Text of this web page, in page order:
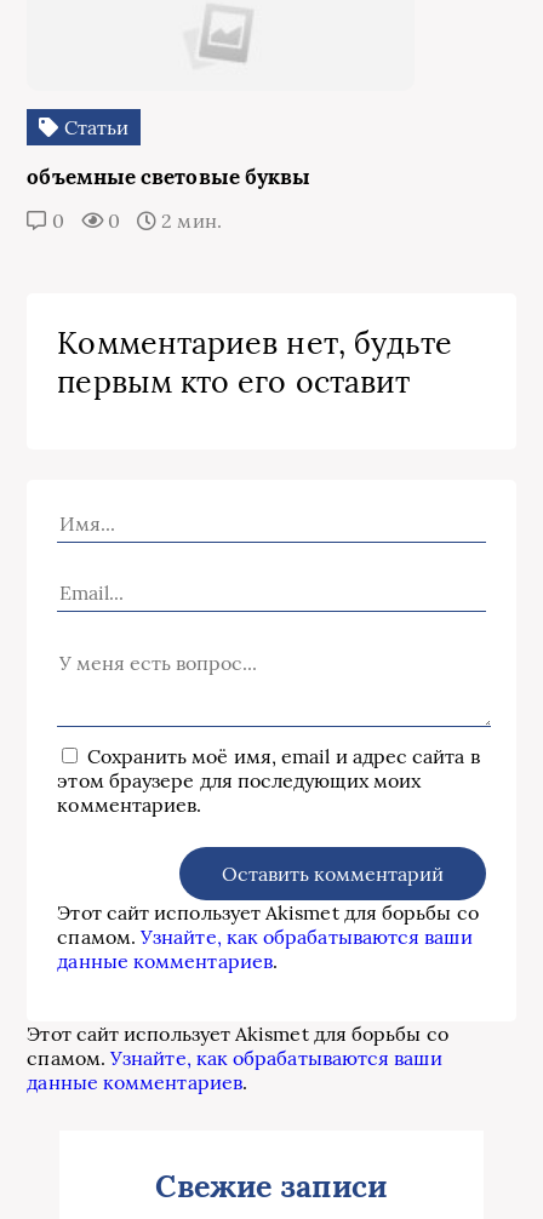
Статьи
объемные световые буквы
0 0 2 мин.
Комментариев нет, будьте
первым кто его оставит
Сохранить моё имя, email и адрес сайта в
этом браузере для последующих моих
комментариев.
Этот сайт использует Akismet для борьбы со
спамом.Узнайте, как обрабатываются ваши
данные комментариев.
Этот сайт использует Akismet для борьбы со
спамом.Узнайте, как обрабатываются ваши
данные комментариев.
Свежие записи